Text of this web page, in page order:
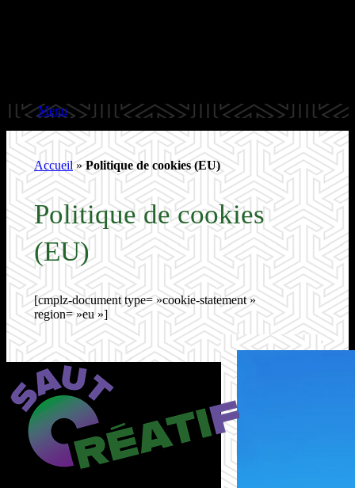
Menu
Accueil»Politique de cookies (EU)
Politique de cookies
(EU)
[cmplz-document type= »cookie-statement »
region= »eu »]